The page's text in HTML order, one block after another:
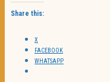
Share this:
X
FACEBOOK
WHATSAPP